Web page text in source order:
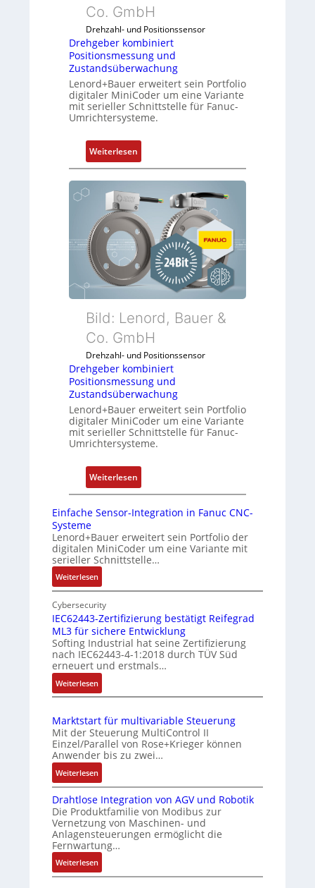
e
f
ü
r
d
i
e
n
e
d
u
n
g
k
o
i
g
u
r
i
e
r
e
n
u
l
e
b
i
n
g
4
G
u
n
d
G
a
u
f
d
n
R
a
s
b
e
r
P
Co. GmbH
Drehzahl- und Positionssensor
Drehgeber kombiniert
Positionsmessung und
Zustandsüberwachung
Lenord+Bauer erweitert sein Portfolio
digitaler MiniCoder um eine Variante
mit serieller Schnittstelle für Fanuc-
Umrichtersysteme.
Weiterlesen
D
r
e
h
g
b
e
r
k
o
b
i
n
i
r
t
P
i
o
n
s
e
s
u
n
g
n
Z
u
s
a
n
d
s
e
Bild: Lenord, Bauer &
Co. GmbH
Drehzahl- und Positionssensor
Drehgeber kombiniert
Positionsmessung und
Zustandsüberwachung
Lenord+Bauer erweitert sein Portfolio
digitaler MiniCoder um eine Variante
mit serieller Schnittstelle für Fanuc-
Umrichtersysteme.
Weiterlesen
D
h
g
e
e
k
o
m
b
n
e
r
t
o
s
i
t
n
Einfache Sensor-Integration in Fanuc CNC-
Systeme
Lenord+Bauer erweitert sein Portfolio der
digitalen MiniCoder um eine Variante mit
serieller Schnittstelle…
Weiterlesen:
E
i
n
f
a
c
h
e
S
n
s
o
r
-
I
n
t
e
g
a
Cybersecurity
IEC62443-Zertifizierung bestätigt Reifegrad
ML3 für sichere Entwicklung
Softing Industrial hat seine Zertifizierung
nach IEC62443-4-1:2018 durch TÜV Süd
erneuert und erstmals…
Weiterlesen:
I
C
6
2
4
4
3
Z
e
r
Marktstart für multivariable Steuerung
Mit der Steuerung MultiControl II
Einzel/Parallel von Rose+Krieger können
Anwender bis zu zwei…
Weiterlesen:
M
a
r
k
t
s
t
a
Drahtlose Integration von AGV und Robotik
Die Produktfamilie von Modibus zur
Vernetzung von Maschinen- und
Anlagensteuerungen ermöglicht die
Fernwartung…
Weiterlesen:
D